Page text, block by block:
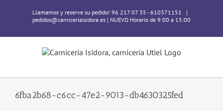
Llamamos y reserve su pedido! 96 217 07 35 - 610371151
|
pedidos@carniceriaisidora.es | NUEVO Horario de 9:00 a 15:00
6fba2b68-c6cc-47e2-9013-db4630325fed